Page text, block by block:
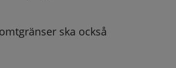
ska också